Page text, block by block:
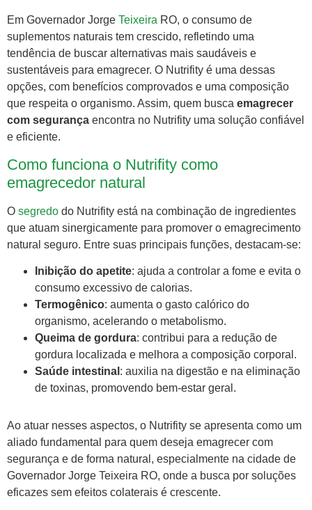
Em Governador Jorge Teixeira RO, o consumo de
suplementos naturais tem crescido, refletindo uma
tendência de buscar alternativas mais saudáveis e
sustentáveis para emagrecer. O Nutrifity é uma dessas
opções, com benefícios comprovados e uma composição
que respeita o organismo. Assim, quem busca emagrecer
com segurança encontra no Nutrifity uma solução confiável
e eficiente.
Como funciona o Nutrifity como
emagrecedor natural
O segredo do Nutrifity está na combinação de ingredientes
que atuam sinergicamente para promover o emagrecimento
natural seguro. Entre suas principais funções, destacam-se:
Inibição do apetite: ajuda a controlar a fome e evita o
consumo excessivo de calorias.
Termogênico: aumenta o gasto calórico do
organismo, acelerando o metabolismo.
Queima de gordura: contribui para a redução de
gordura localizada e melhora a composição corporal.
Saúde intestinal : auxilia na digestão e na eliminação
de toxinas, promovendo bem-estar geral.
Ao atuar nesses aspectos, o Nutrifity se apresenta como um
aliado fundamental para quem deseja emagrecer com
segurança e de forma natural, especialmente na cidade de
Governador Jorge Teixeira RO, onde a busca por soluções
eficazes sem efeitos colaterais é crescente.